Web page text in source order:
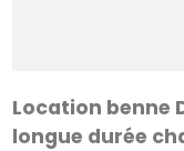
Location benne
longue durée